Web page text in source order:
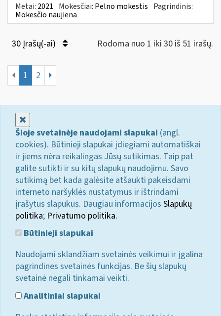
Metai: 2021 Mokesčiai: Pelno mokestis Pagrindinis:
Mokesčio naujiena
30 Įrašų(-ai) Rodoma nuo 1 iki 30 iš 51 irašų.
1 2
Šioje svetainėje naudojami slapukai (angl.
cookies). Būtinieji slapukai įdiegiami automatiškai
ir jiems nėra reikalingas Jūsų sutikimas. Taip pat
galite sutikti ir su kitų slapukų naudojimu. Savo
sutikimą bet kada galėsite atšaukti pakeisdami
interneto naršyklės nustatymus ir ištrindami
įrašytus slapukus. Daugiau informacijos Slapukų
politika; Privatumo politika.
Būtinieji slapukai
Naudojami sklandžiam svetainės veikimui ir įgalina
pagrindines svetainės funkcijas. Be šių slapukų
svetainė negali tinkamai veikti.
Analitiniai slapukai